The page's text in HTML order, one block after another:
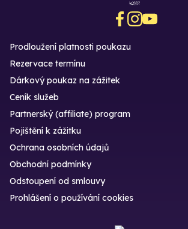
Prodloužení platnosti poukazu
Rezervace termínu
Dárkový poukaz na zážitek
Ceník služeb
Partnerský (affiliate) program
Pojištění k zážitku
Ochrana osobních údajů
Obchodní podmínky
Odstoupení od smlouvy
Prohlášení o používání cookies